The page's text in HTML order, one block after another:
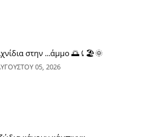
στην ...άμμο 🌅⤹🏖🌞
05, 2026